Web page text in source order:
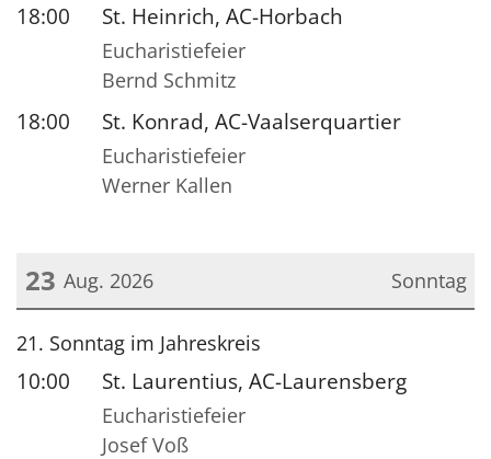
18:00 St. Heinrich, AC-Horbach
Eucharistiefeier
Bernd Schmitz
18:00 St. Konrad, AC-Vaalserquartier
Eucharistiefeier
Werner Kallen
Sonntag
23 Aug. 2026
Datum: 23. August 2026
21. Sonntag im Jahreskreis
10:00 St. Laurentius, AC-Laurensberg
Eucharistiefeier
Josef Voß